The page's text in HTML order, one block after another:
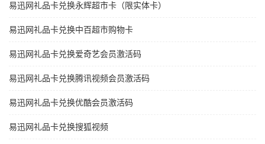
易迅网礼品卡兑换永辉超市卡（限实体卡）
易迅网礼品卡兑换中百超市购物卡
易迅网礼品卡兑换爱奇艺会员激活码
易迅网礼品卡兑换腾讯视频会员激活码
易迅网礼品卡兑换优酷会员激活码
易迅网礼品卡兑换搜狐视频